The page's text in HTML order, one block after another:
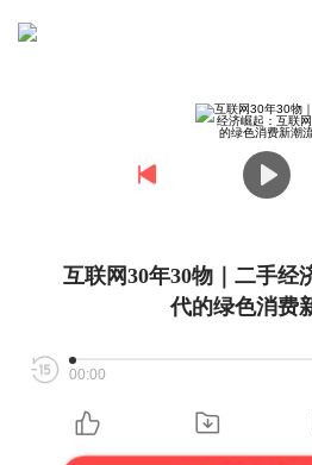
互联网30年30物｜二手经
代的绿色消费
00:00